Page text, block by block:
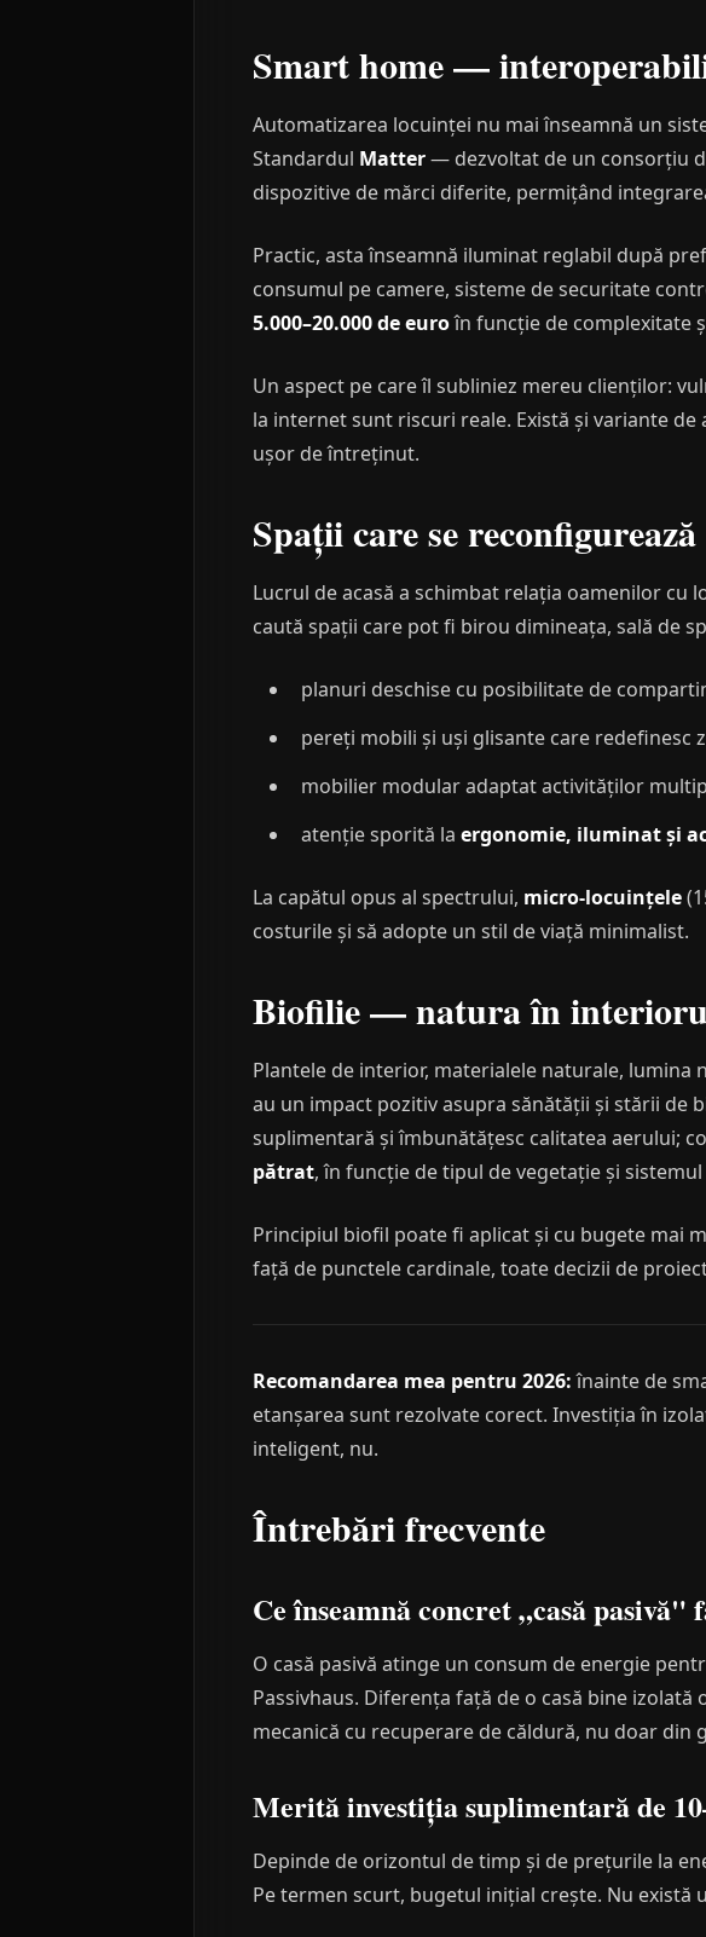
Smart home —
Automatizarea locuinței nu mai înseamnă un
Standardul Matter— dezvoltat de un consorțiu
dispozitive de mărci diferite, permițând
Practic, asta înseamnă iluminat reglabil după
consumul pe camere, sisteme de securitate
5.000–20.000 de euroîn funcție de complexitate
Un aspect pe care îl subliniez mereu clienților:
la internet sunt riscuri reale. Există și variante
ușor de întreținut.
Spații care se reconfigurează
Lucrul de acasă a schimbat relația oamenilor
caută spații care pot fi birou dimineața, sală de
planuri deschise cu posibilitate de
pereți mobili și uși glisante care
mobilier modular adaptat activităților
atenție sporită la ergonomie, iluminat și
La capătul opus al spectrului, micro-locuințele
costurile și să adopte un stil de viață minimalist.
Biofilie — natura în
Plantele de interior, materialele naturale,
au un impact pozitiv asupra sănătății și stării de
suplimentară și îmbunătățesc calitatea aerului;
pătrat, în funcție de tipul de vegetație și
Principiul biofil poate fi aplicat și cu bugete mai
față de punctele cardinale, toate decizii de
Recomandarea mea pentru 2026:înainte de
etanșarea sunt rezolvate corect. Investiția în
inteligent, nu.
Întrebări frecvente
Ce înseamnă concret „casă
O casă pasivă atinge un consum de energie
Passivhaus. Diferența față de o casă bine
mecanică cu recuperare de căldură, nu doar din
Merită investiția suplimentară de
Depinde de orizontul de timp și de prețurile la
Pe termen scurt, bugetul inițial crește. Nu